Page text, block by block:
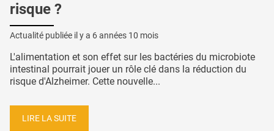
risque ?
Actualité publiée il y a 6 années 10 mois
L'alimentation et son effet sur les bactéries du microbiote
intestinal pourrait jouer un rôle clé dans la réduction du
risque d'Alzheimer. Cette nouvelle...
LIRE LA SUITE